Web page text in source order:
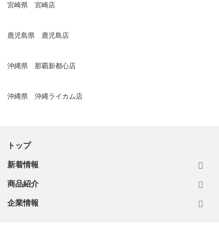
宮崎県 宮崎店
鹿児島県 鹿児島店
沖縄県 那覇新都心店
沖縄県 沖縄ライカム店
トップ
新着情報
商品紹介
企業情報